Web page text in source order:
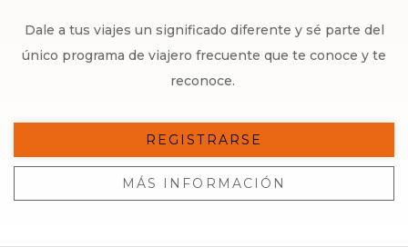
Dale a tus viajes un significado diferente y sé parte del
único programa de viajero frecuente que te conoce y te
reconoce.
REGISTRARSE
MÁS INFORMACIÓN